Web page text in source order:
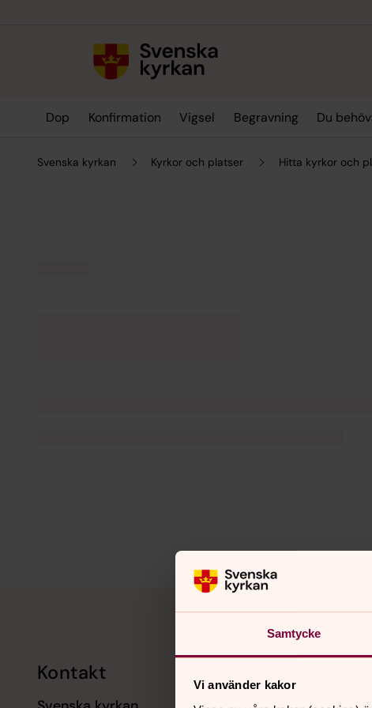
Samtycke
Vi använder kakor
Dop Konfirmation Vigsel Begravning Du
Svenska kyrkan Kyrkor och platser Hitta kyrkor och
Kontakt